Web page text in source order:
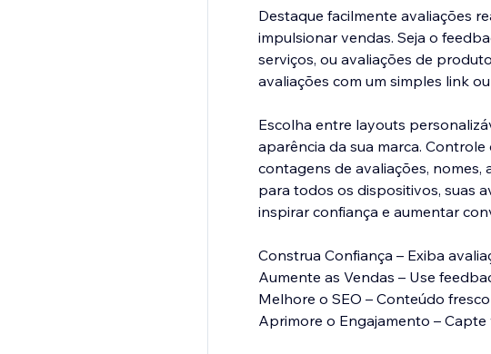
Destaque facilmente avaliações
impulsionar vendas. Seja o
serviços, ou avaliações de
avaliações com um simples link
Escolha entre layouts
aparência da sua marca.
contagens de avaliações,
para todos os dispositivos, suas
inspirar confiança e aumentar
Construa Confiança – Exiba
Aumente as Vendas – Use
Melhore o SEO – Conteúdo
Aprimore o Engajamento –